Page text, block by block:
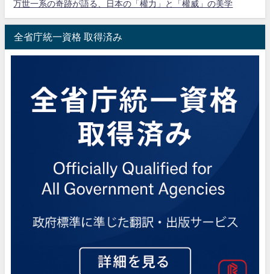
万世一系の奇跡が語る、日本の「權力」と「權威」の美学
全省庁統一資格 取得済み